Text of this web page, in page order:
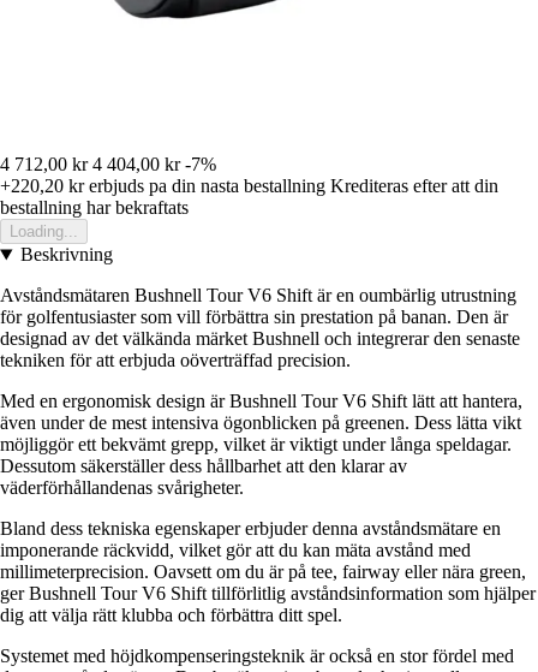
4 712,00 kr 4 404,00 kr -7%
+220,20 krerbjuds pa din nasta bestallning Krediteras efter att din
bestallning har bekraftats
Loading...
Beskrivning
Avståndsmätaren Bushnell Tour V6 Shift är en oumbärlig utrustning
för golfentusiaster som vill förbättra sin prestation på banan. Den är
designad av det välkända märket Bushnell och integrerar den senaste
tekniken för att erbjuda oöverträffad precision.
Med en ergonomisk design är Bushnell Tour V6 Shift lätt att hantera,
även under de mest intensiva ögonblicken på greenen. Dess lätta vikt
möjliggör ett bekvämt grepp, vilket är viktigt under långa speldagar.
Dessutom säkerställer dess hållbarhet att den klarar av
väderförhållandenas svårigheter.
Bland dess tekniska egenskaper erbjuder denna avståndsmätare en
imponerande räckvidd, vilket gör att du kan mäta avstånd med
millimeterprecision. Oavsett om du är på tee, fairway eller nära green,
ger Bushnell Tour V6 Shift tillförlitlig avståndsinformation som hjälper
dig att välja rätt klubba och förbättra ditt spel.
Systemet med höjdkompenseringsteknik är också en stor fördel med